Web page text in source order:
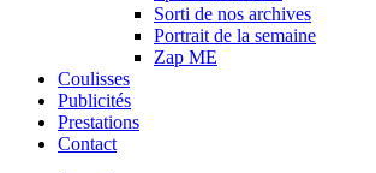
Sorti de nos archives
Portrait de la semaine
Zap ME
Coulisses
Publicités
Prestations
Contact